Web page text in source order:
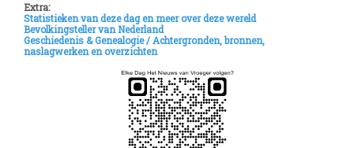
Extra:
Statistieken van deze dag en meer over deze wereld
Bevolkingsteller van Nederland
Geschiedenis & Genealogie /Achtergronden, bronnen,
naslagwerken en overzichten